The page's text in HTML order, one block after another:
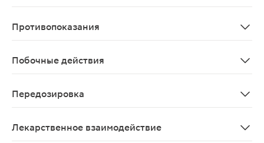
Противопоказания
Побочные действия
Передозировка
Лекарственное взаимодействие